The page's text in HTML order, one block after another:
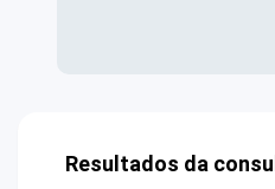
Resultados da